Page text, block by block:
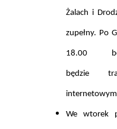
Żalach i
zupełny. Po
18.00
będzie
internetowym
We wtorek